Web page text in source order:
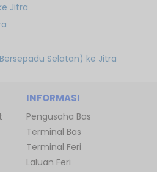
Jitra
Selatan) ke Jitra
INFORMASI
Pengusaha Bas
Terminal Bas
Terminal Feri
Laluan Feri